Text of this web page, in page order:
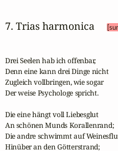
7. Trias harmonica
Drei Seelen hab ich offenbar,
Denn eine kann drei Dinge nicht
Zugleich vollbringen, wie sogar
Der weise Psychologe spricht.
Die eine hängt voll Liebesglut
An schönen Munds Korallenrand;
Die andre schwimmt auf
Hinüber an den Götterstrand;